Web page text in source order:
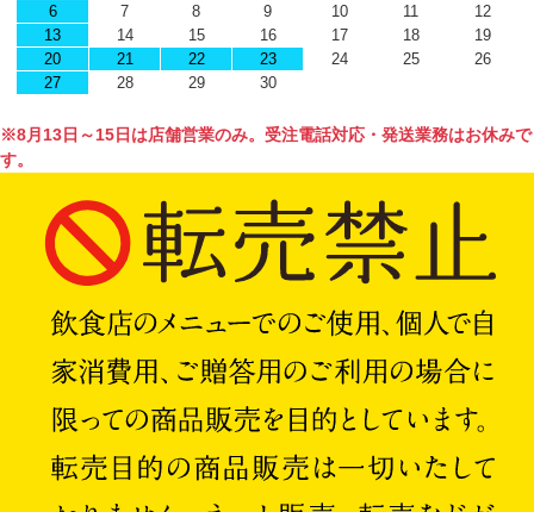
6
7 8 9 10 11
12
13
14 15 16 17 18
19
20
21 22 23 24 25
26
27
28 29 30
※8月13日～15日は店舗営業のみ。受注電話対応・発送業務はお休みで
す。